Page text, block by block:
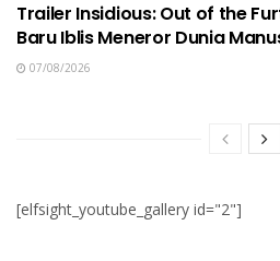
Trailer Insidious: Out of the
Baru Iblis Meneror Dunia
07/08/2026
[elfsight_youtube_gallery id="2"]